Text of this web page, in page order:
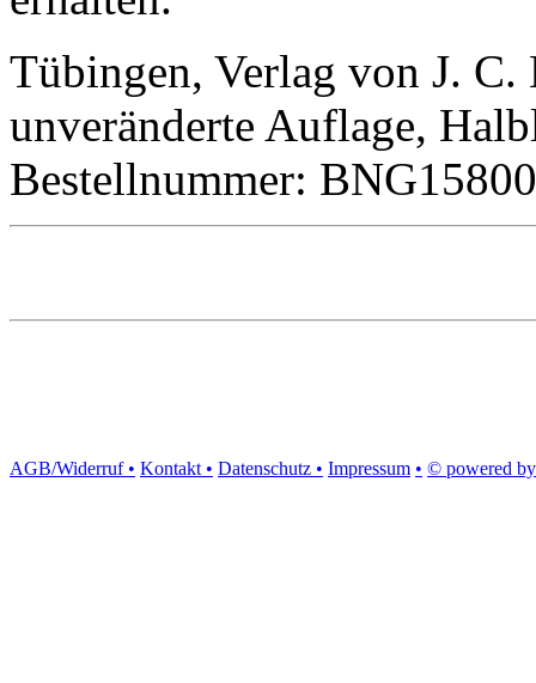
Tübingen, Verlag von J.
unveränderte Auflage,
Bestellnummer: BNG15800
AGB/Widerruf • Kontakt • Datenschutz • Impressum • © powered